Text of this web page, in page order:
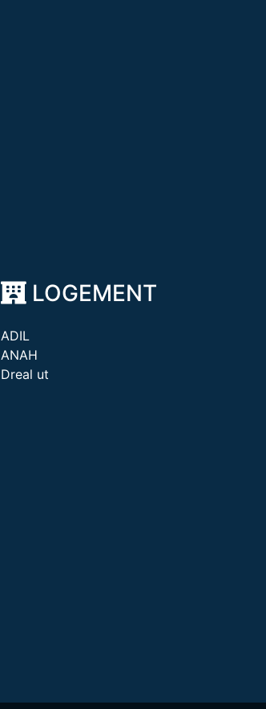
LOGEMENT
ADIL
ANAH
Dreal ut